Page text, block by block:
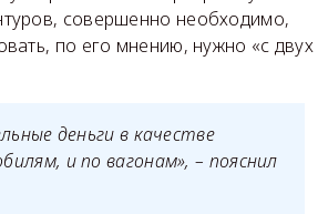
совершенно необходимо,
по его мнению, нужно «с двух
деньги в качестве
и по вагонам», – пояснил